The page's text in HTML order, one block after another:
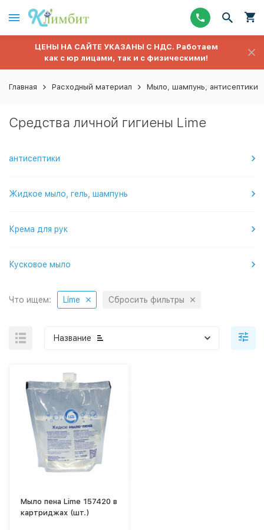
ЦЕНЫ НА САЙТЕ УКАЗАНЫ С НДС. Работаем
как с юр лицами, так и с физическими!
Главная Расходный материал Мыло, шампунь, антисептики
Средства личной гигиены Lime
антисептики
Жидкое мыло, гель, шампунь
Крема для рук
Кусковое мыло
Что ищем: Lime Сбросить фильтры
Название
Мыло пена Lime 157420 в
картриджах (шт.)